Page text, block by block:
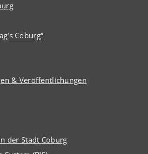
Coburg“
& Veröffentlichungen
der Stadt Coburg